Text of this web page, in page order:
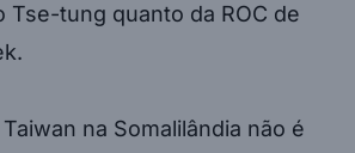
Tse-tung quanto da ROC de
na Somalilândia não é